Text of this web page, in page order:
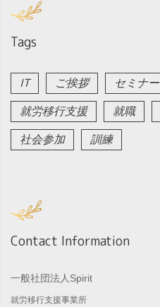
Tags
IT ご挨拶 セミナー
就労移行支援
就職
社会参加
訓練
Contact Information
一般社団法人Spirit
就労移行支援事業所